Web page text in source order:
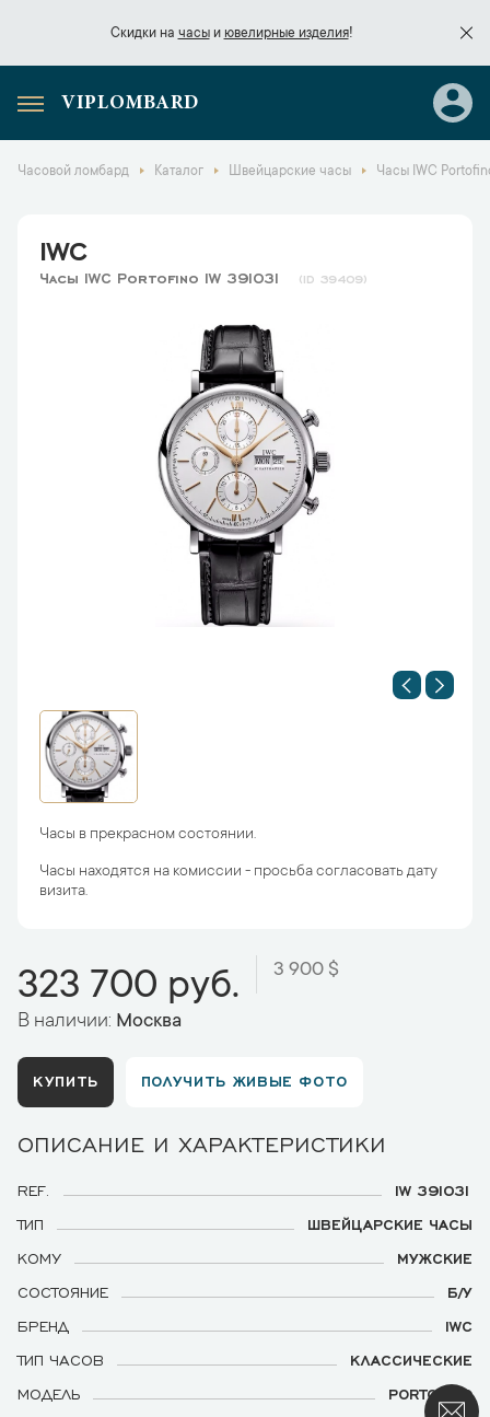
Скидки на часыи ювелирные изделия!
Скидки начасы
VIPLOMBARD
Часовой ломбард Каталог Швейцарские часы Часы IWC
IWC
Часы IWC Portofino IW 391031 39409
Часы в прекрасном состоянии.
Часы находятся на комиссии - просьба согласовать дату
визита.
323 700 руб. 3 900 $
В наличии: Москва
КУПИТЬ ПОЛУЧИТЬ ЖИВЫЕ ФОТО
ОПИСАНИЕ И ХАРАКТЕРИСТИКИ
REF.
IW 391031
ТИП
ШВЕЙЦАРСКИЕ ЧАСЫ
КОМУ
МУЖСКИЕ
СОСТОЯНИЕ
Б/У
БРЕНД
IWC
ТИП ЧАСОВ
КЛАССИЧЕСКИЕ
МОДЕЛЬ
PORTOFINO